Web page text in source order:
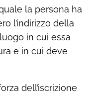
la persona ha
l’indirizzo della
in cui essa
e in cui deve
dell’iscrizione